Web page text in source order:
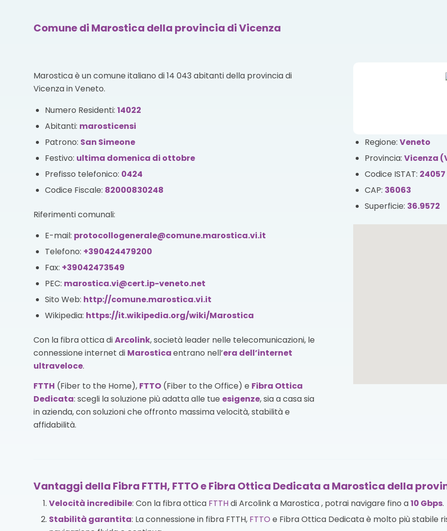
Comune di Marostica della provincia di Vicenza
Marostica è un comune italiano di 14 043 abitanti della provincia di
Vicenza in Veneto.
Numero Residenti: 14022
Abitanti: marosticensi
Patrono: San Simeone
Festivo: ultima domenica di ottobre
Prefisso telefonico: 0424
Codice Fiscale: 82000830248
Riferimenti comunali:
E-mail: protocollogenerale@comune.marostica.vi.it
Telefono: +390424479200
Fax: +39042473549
PEC: marostica.vi@cert.ip-veneto.net
Sito Web: http://comune.marostica.vi.it
Wikipedia: https://it.wikipedia.org/wiki/Marostica
Con la fibra ottica diArcolink, società leader nelle telecomunicazioni, le
connessione internet di Marosticaentrano nell’era dell’internet
ultraveloce.
FTTH (Fiber to the Home), FTTO (Fiber to the Office) e Fibra Ottica
Dedicata: scegli la soluzione più adatta alle tue esigenze, sia a casa sia
in azienda, con soluzioni che offronto massima velocità, stabilità e
affidabilità.
Regione:Veneto
Provincia:Vicenza
Codice ISTAT: 24057
CAP: 36063
Superficie: 36.9572
Vantaggi della Fibra FTTH, FTTO e Fibra Ottica Dedicata a Marostica della
Velocità incredibile: Con la fibra ottica FTTHdi Arcolink a Marostica , potrai navigare fino a10 Gbps.
Stabilità garantita: La connessione in fibra FTTH, FTTO e Fibra Ottica Dedicata è molto più stabile